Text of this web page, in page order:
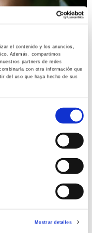
el contenido y los anuncios,
Además, compartimos
partners de redes
con otra información que
del uso que haya hecho de sus
Mostrar detalles
la
19?
había vivido algo
aquellos
Leer más >